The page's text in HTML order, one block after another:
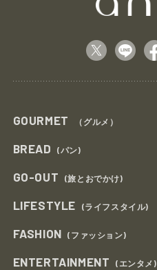
GOURMET （グルメ）
BREAD (パン)
GO-OUT (旅とおでかけ)
LIFESTYLE (ライフスタイル)
FASHION (ファッション)
ENTERTAINMENT (エンタメ)